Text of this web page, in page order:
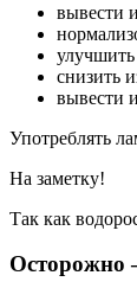
вывести
снизить
вывести
Употреблять
На заметку!
Так как
Осторожно